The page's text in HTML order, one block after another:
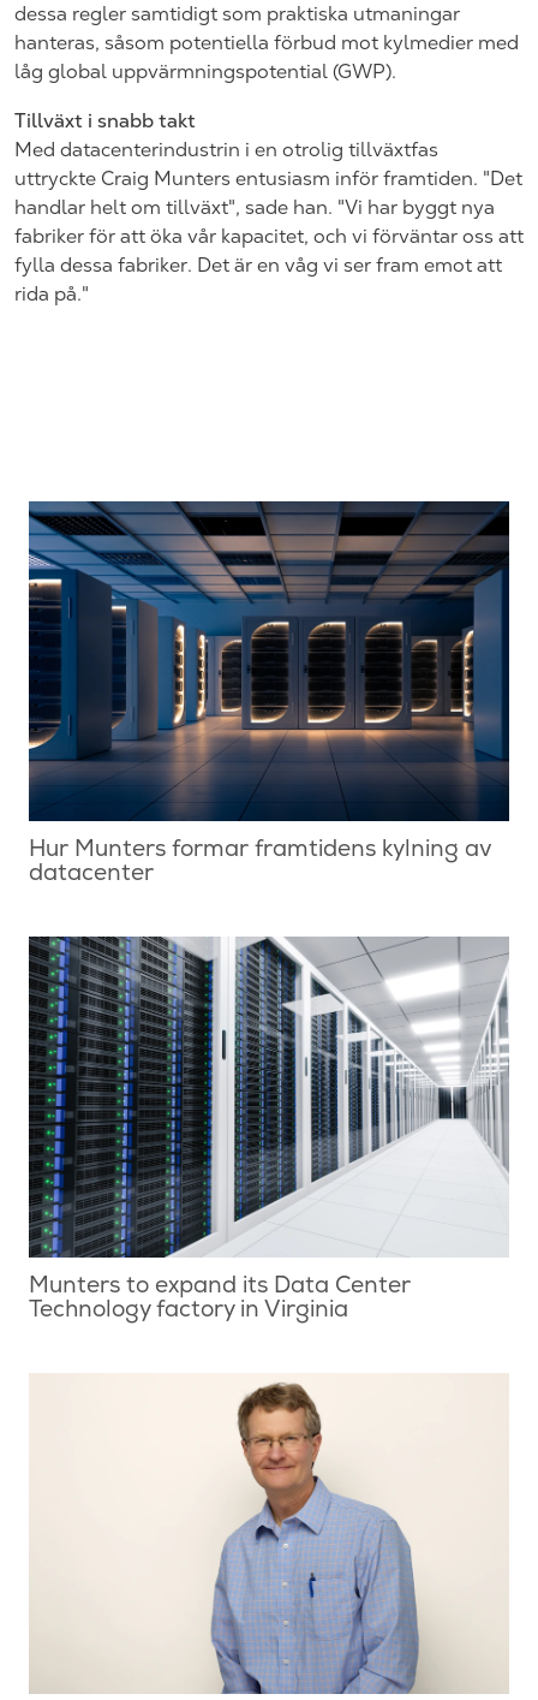
dessa regler samtidigt som praktiska utmaningar
hanteras, såsom potentiella förbud mot kylmedier med
låg global uppvärmningspotential (GWP).
Tillväxt i snabb takt
Med datacenterindustrin i en otrolig tillväxtfas
uttryckte Craig Munters entusiasm inför framtiden. "Det
handlar helt om tillväxt", sade han. "Vi har byggt nya
fabriker för att öka vår kapacitet, och vi förväntar oss att
fylla dessa fabriker. Det är en våg vi ser fram emot att
rida på."
Hur Munters formar framtidens kylning av
datacenter
Munters to expand its Data Center
Technology factory in Virginia